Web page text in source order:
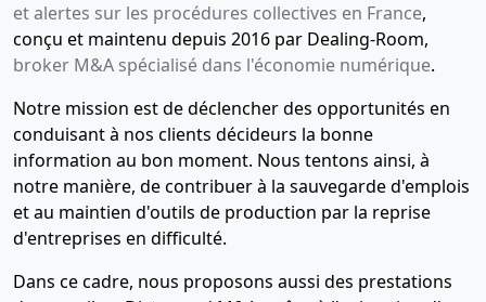
et alertes sur les procédures collectives en France,
conçu et maintenu depuis 2016 par Dealing-Room,
broker M&A spécialisé dans l'économie numérique.
Notre mission est de déclencher des opportunités en
conduisant à nos clients décideurs la bonne
information au bon moment. Nous tentons ainsi, à
notre manière, de contribuer à la sauvegarde d'emplois
et au maintien d'outils de production par la reprise
d'entreprises en difficulté.
Dans ce cadre, nous proposons aussi des prestations